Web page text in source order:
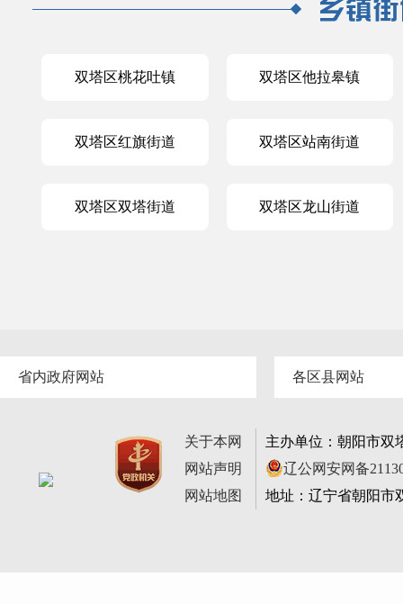
双塔区桃花吐镇 双塔区他拉皋镇
双塔区红旗街道 双塔区站南街道
双塔区双塔街道 双塔区龙山街道
省内政府网站 各区县网站
关于本网
网站声明
网站地图
主办单位：朝阳市双
辽公网安网备
地址：辽宁省朝阳市